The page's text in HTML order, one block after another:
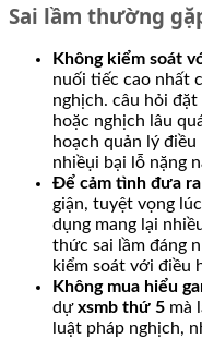
Sai lầm thường
Không kiểm soát
nuối tiếc cao nhất
nghịch. câu hỏi
hoặc nghịch lâu
hoạch quản lý điều
nhiềụi bại lỗ nặng
Để cảm tình đưa
giận, tuyệt vọng
dụng mang lại
thức sai lầm đáng
kiểm soát với điều
Không mua hiểu
dựxsmb thứ 5 mà
luật pháp nghịch,